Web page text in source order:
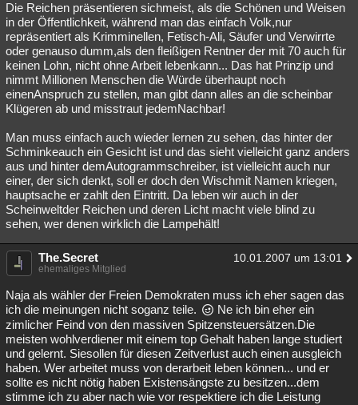
Die Reichen präsentieren sichmeist, als die Schönen und Weisen
in der Öffentlichkeit, während man das einfach Volk,nur
repräsentiert als Krimminellen, Fetisch-Ali, Säufer und Verwirrte
oder genauso dumm,als den fleißigen Rentner der mit 70 auch für
keinen Lohn, nicht ohne Arbeit lebenkann... Das hat Prinzip und
nimmt Millionen Menschen die Würde überhaupt noch
einenAnspruch zu stellen, man gibt dann alles an die scheinbar
Klügeren ab und misstraut jedemNachbar!
Man muss einfach auch wieder lernen zu sehen, das hinter der
Schminkeauch ein Gesicht ist und das sieht vielleicht ganz anders
aus und hinter demAutogrammschreiber, ist vielleicht auch nur
einer, der sich denkt, soll er doch den Wischmit Namen kriegen,
hauptsache er zahlt den Eintritt. Da leben wir auch in der
Scheinweltder Reichen und deren Licht macht viele blind zu
sehen, wer denen wirklich die Lampehält!
The.Secret 10.01.2007 um 13:01
ehemaliges Mitglied
Naja als wähler der Freien Demokraten muss ich eher sagen das
ich die meinungen nicht soganz teile.
Ne ich bin eher ein
zimlicher Feind von den massiven Spitzensteuersätzen.Die
meisten wohlverdiener mit einem top Gehalt haben lange studiert
und gelernt. Siesollen für diesen Zeitverlust auch einen ausgleich
haben. Wer arbeitet muss von derarbeit leben können... und er
sollte es nicht nötig haben Existensängste zu besitzen...dem
stimme ich zu aber nach wie vor respektiere ich die Leistung